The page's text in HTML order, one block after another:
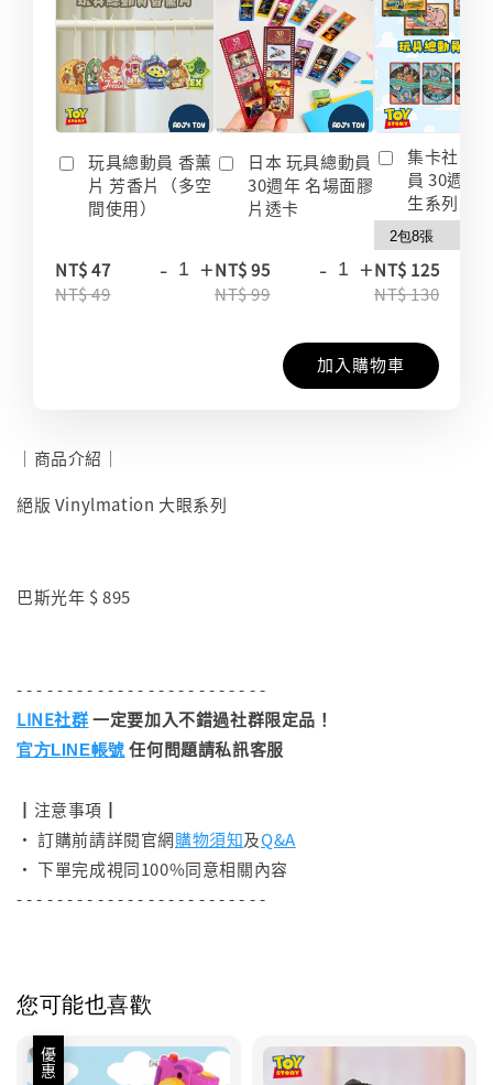
玩具總動員 香薰
片 芳香片（多空
間使用）
NT$ 47
NT$ 49
- +
日本 玩具總動員
30週年 名場面膠
片透卡
NT$ 95
NT$ 99
- +
集卡社 玩
員 30週年
生系列 收
NT$ 125
NT$ 130
加入購物車
｜商品介紹｜
絕版 Vinylmation 大眼系列
巴斯光年 $ 895
- - - - - - - - - - - - - - - - - - - - - - - - -
LINE社群一定要加入不錯過社群限定品！
官方LINE帳號 任何問題請私訊客服
┃注意事項┃
• 訂購前請詳閱官網購物須知及Q&A
• 下單完成視同100%同意相關內容
- - - - - - - - - - - - - - - - - - - - - - - - -
您可能也喜歡
優惠